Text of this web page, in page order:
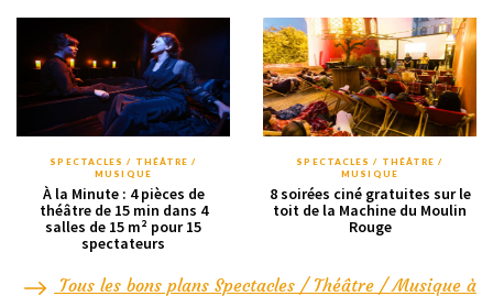
SPECTACLES / THÉÂTRE /
MUSIQUE
À la Minute : 4 pièces de
théâtre de 15 min dans 4
salles de 15 m² pour 15
spectateurs
SPECTACLES / THÉÂTRE /
MUSIQUE
8 soirées ciné gratuites sur le
toit de la Machine du Moulin
Rouge
Tous les bons plans Spectacles / Théâtre / Musique à